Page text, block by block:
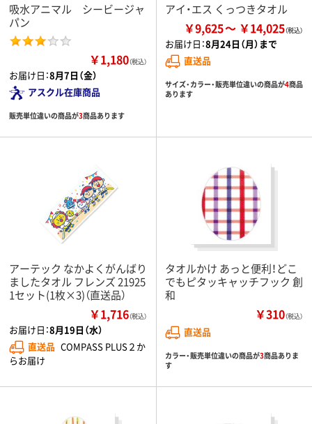
吸水アニマル シービージャ
パン
￥1,180（税込）
お届け日：8月7日（金）
アスクル在庫商品
販売単位違いの商品が3商品あります
アイ・エス くっつきタオル
￥9,625 ￥14,025
お届け日：8月24日（月）まで
直送品
サイズ・カラー・販売単位違いの商品が4商品
あります
アーテック なかよくがんばり
ましたタオル フレンズ 21925
1セット(1枚×3)（直送品）
￥1,716（税込）
お届け日：8月19日（水）
直送品 COMPASS PLUS２か
らお届け
タオルかけ あっと便利！どこ
でもピタッキャッチフック 創
和
￥310（税込）
直送品
カラー・販売単位違いの商品が3商品ありま
す